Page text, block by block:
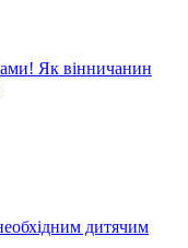
Як вінничанин
дитячим